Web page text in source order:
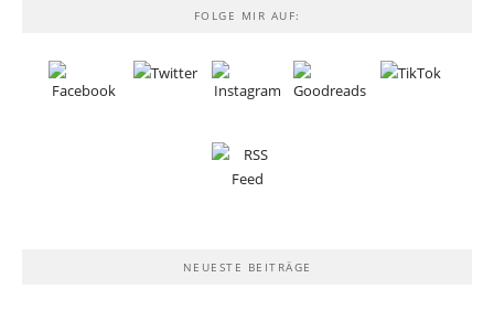
FOLGE MIR AUF:
NEUESTE BEITRÄGE